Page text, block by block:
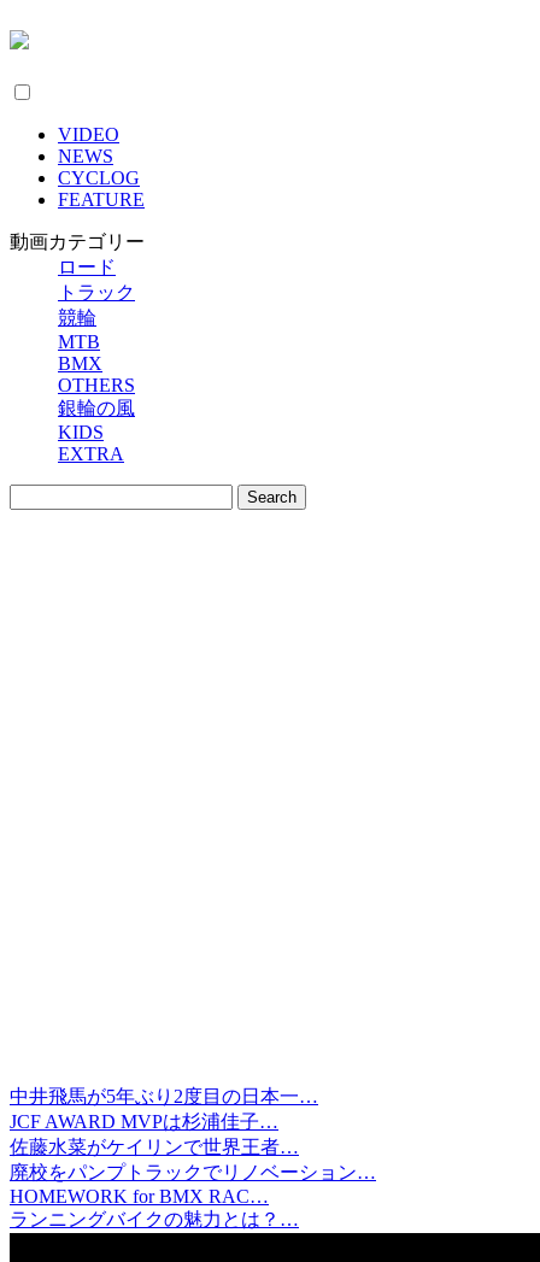
VIDEO
NEWS
CYCLOG
FEATURE
動画カテゴリー
ロード
トラック
競輪
MTB
BMX
OTHERS
銀輪の風
KIDS
EXTRA
中井飛馬が5年ぶり2度目の日本一…
JCF AWARD MVPは杉浦佳子…
佐藤水菜がケイリンで世界王者…
廃校をパンプトラックでリノベーション…
HOMEWORK for BMX RAC…
ランニングバイクの魅力とは？…